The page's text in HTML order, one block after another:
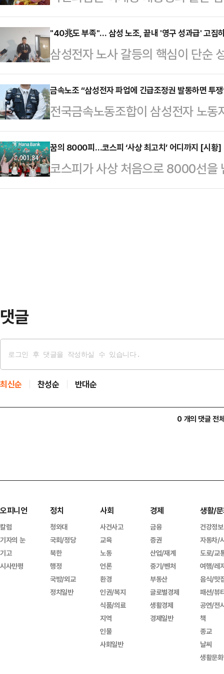
홀'에 앞서 현대차그룹 양재사옥에
갈등과 관련한 대응 방향을 묻는 질
회사가 발전할 수 있고 주주들도 중
러 가지를 고려해서 판…
을 두고 "노골적인 선거운동"이라
선거대책위원장은 15일 페이스북
K-조선 간담회를 마치고 울산 남목
새마을운동중앙회 간담회를 마치
난주 금요일(8일)에는 어버이날 기
이제 매일 같이 노골적인 전국 시장
판했다.송 공동선대위원장은…
"40兆도 부족"… 삼성 노조, 끝내 '영구 성과급' 고집
삼성전자 노사 갈등의 핵심이 단순
조'로 옮겨가고 있다. 중앙노동위
실상 40조원에 달하는 특별보상 가
노조는 "제도화 없이는 의미 없다"
따르면 삼성전자 사측은 이날 노조
회사 측은 "중노위 사후조정 과정
대화를 요청했다. 앞서 중노위도
를 공식 요…
금속노조 “삼성전자 파업에 긴급조정권 발동하면 투
전국금속노동조합이 삼성전자 노
발동할 경우 투쟁에 나서겠다고 경
부가 직권으로 파업중지권인 긴급
것”이라며 “노동3권을 난도질하는
조는 삼성전자 노조의 파업 가능성
꿈의 8000피…코스피 ‘사상 최고치’ 어디까지 [시황]
코스피가 사상 처음으로 8000선을
스피지수는 오전 9시 41분 현재
댓글
최신순 찬성순 반대순
0 개의 댓글 전
오피니언
칼럼
기자의 눈
기고
시사만평
정치
청와대
국회/정당
북한
행정
국방/외교
정치일반
사회
사건사고
교육
노동
언론
환경
인권/복지
식품/의료
지역
인물
사회일반
경제
금융
증권
산업/재계
중기/벤처
부동산
글로벌경제
생활경제
경제일반
생활/
건강정보
자동차/
도로/교
여행/레
음식/맛
패션/뷰
공연/전
책
종교
날씨
생활문